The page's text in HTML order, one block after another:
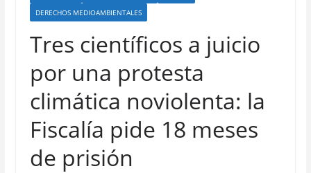
DERECHOS MEDIOAMBIENTALES
Tres científicos a juicio
por una protesta
climática noviolenta: la
Fiscalía pide 18 meses
de prisión